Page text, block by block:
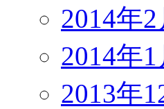
2014年
2014年
2013年